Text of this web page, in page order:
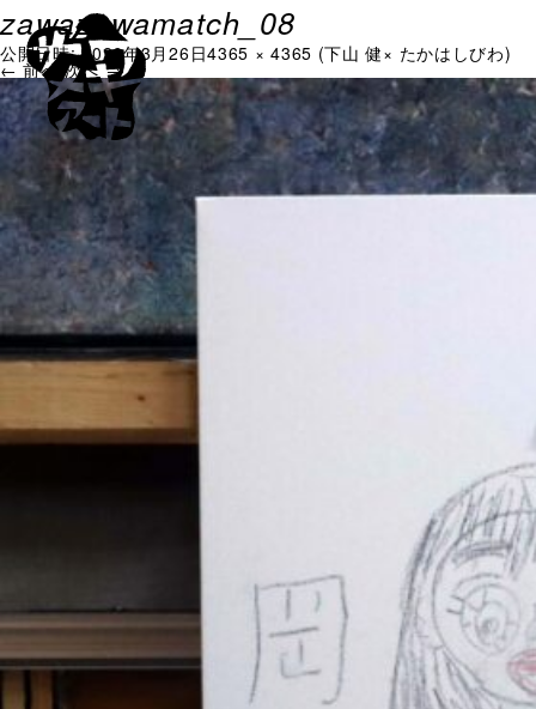
zawazawamatch_08
公開日時: 2026年3月26日4365 × 4365 (下山 健× たかはしびわ)
← 前へ 次へ →